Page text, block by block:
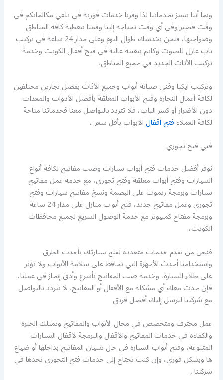
وبما أننا نتميز بخدماتنا لذا وفرنا خدمات فورية في تلقي مكالماتكم في
وقت قصير وفي أي وقت تحتاجه إلينا وقمنا بتغطية كافة المناطق
وضواحيها، فنحن بخدمتك طوال اليوم وعلى مدار 24 ساعة في تركيب
باب عازل للصوت وكاتم بتقنية عالية في فتح أقفال الكويت وخدمة
تركيب الأثاث الجديد في جميع المناطق،
وتركيب ايكيا وفني صيانة أبواب وجميع الأثاث بفضل نجارين مختلفين
لكافة أعمال النجارة وفتح الأبواب المغلقة بأفضل الأدوات والمعدات
دون الأضرار أو كسر الباب، فلا تتردد بالتواصل معنا فخدماتنا متاحة
لكافة العملاءفتح اقفالالابواب بأقل سعر ..
فني فتح تجوري
نوفر أفضل خدمات فتح أبواب سيارات وصب مفاتيح لكافة أنواع
السيارات وفتح أبواب مغلقة وفتح تجوري، مع خدمة عمل مفاتيح
سيارات وبرمجة ريموت على البصمة ونسخ مفاتيح سيارات وفتح
تجوري وعمل مفاتيح جديد، فتح أبواب منازل على مدار 24 ساعة
وبرمجة مفتاح كمبيوتر مع خدمة الوصول السريع لجميع محافظات
الكويت،
فنحن من نقدم خدمات متعددة لفتح سيارتك بأحدث الطرق
واستخدامنا أحدث الأجهزة التي تحافظ على سلامة الأبواب ولا تؤثر
على طلاء السيارة، وخدمة صب المفاتيح بأسرع وأدق إنجاز في عملنا،
فإن حدث معك أي مشكلة مع الأقفال أو المفاتيح، لا تتردد بالتواصل
مع شركتنا لنرسل إليك أفضل فريق
عمل محترف ومتخصص في مجال الأبواب والمفاتيح ويمتلك الخبرة
والكفاءة في خدمات المفاتيح والأقفال والبرمجة لأقفال السيارات
المتنوعة، وفتح أبواب السيارة في حال نسيان المفاتيح بداخلها أو ضياع
ها وبشكل فوري، وإن كنت تحتاج إلى خدمات فتح التجوري تجدها في
شركتنا ,